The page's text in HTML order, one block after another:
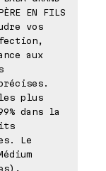
EN FILS
vos
aux
les plus
dans la
Le